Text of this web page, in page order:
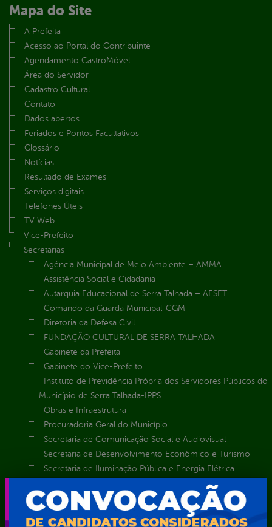
Mapa do Site
A Prefeita
Acesso ao Portal do Contribuinte
Agendamento CastroMóvel
Área do Servidor
Cadastro Cultural
Contato
Dados abertos
Feriados e Pontos Facultativos
Glossário
Notícias
Resultado de Exames
Serviços digitais
Telefones Úteis
TV Web
Vice-Prefeito
Secretarias
Agência Municipal de Meio Ambiente – AMMA
Assistência Social e Cidadania
Autarquia Educacional de Serra Talhada – AESET
Comando da Guarda Municipal-CGM
Diretoria da Defesa Civil
FUNDAÇÃO CULTURAL DE SERRA TALHADA
Gabinete da Prefeita
Gabinete do Vice-Prefeito
Instituto de Previdência Própria dos Servidores Públicos do
Município de Serra Talhada-IPPS
Obras e Infraestrutura
Procuradoria Geral do Município
Secretaria de Comunicação Social e Audiovisual
Secretaria de Desenvolvimento Econômico e Turismo
Secretaria de Iluminação Pública e Energia Elétrica
Secretaria Municipal de Administração – SAD
Secretaria Municipal de Agricultura e Recursos Hídricos –